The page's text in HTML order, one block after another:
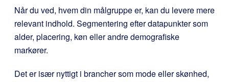
Når du ved, hvem din målgruppe er, kan du levere mere
relevant indhold. Segmentering efter datapunkter som
alder, placering, køn eller andre demografiske
markører.
Det er især nyttigt i brancher som mode eller skønhed,